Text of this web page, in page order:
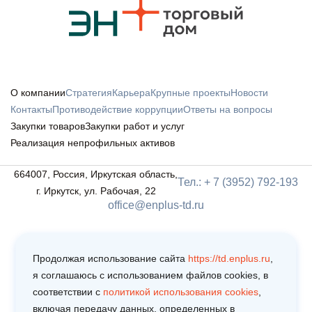
О компанииСтратегияКарьераКрупные проектыНовости
КонтактыПротиводействие коррупцииОтветы на вопросы
Закупки товаровЗакупки работ и услуг
Реализация непрофильных активов
664007, Россия, Иркутская область,
г. Иркутск, ул. Рабочая, 22
Тел.: + 7 (3952) 792-193
office@enplus-td.ru
Продолжая использование сайта https://td.enplus.ru
я соглашаюсь c использованием файлов cookies, в
соответствии c политикой использования cookies
включая передачу данных, определенных в